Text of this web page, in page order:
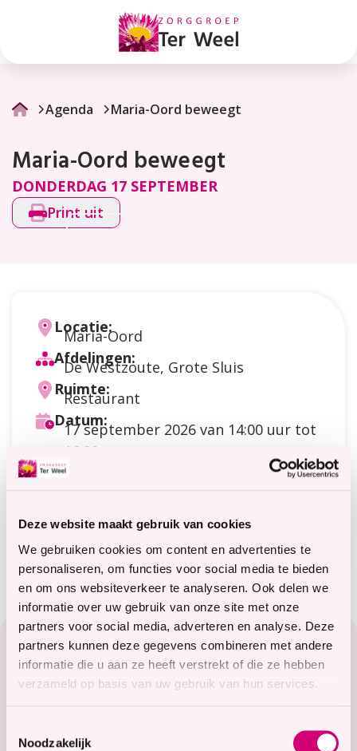
Deze website maakt gebruik van cookies
We gebruiken cookies om content en advertenties te
personaliseren, om functies voor social media te bieden
en om ons websiteverkeer te analyseren. Ook delen we
informatie over uw gebruik van onze site met onze
partners voor social media, adverteren en analyse. Deze
partners kunnen deze gegevens combineren met andere
informatie die u aan ze heeft verstrekt of die ze hebben
verzameld op basis van uw gebruik van hun services.
Noodzakelijk
Agenda Maria-Oord beweegt
Maria-Oord beweegt
DONDERDAG 17 SEPTEMBER
Print uit
Locatie:
Maria-Oord
Afdelingen:
De Westzoute, Grote Sluis
Ruimte:
Restaurant
Datum:
17 september 2026van 14:00 uur tot
16:00 uur
Doelgroep:
Meer informatie?
terweelactief@terweel.nl
Footer
Zorg in het Zeeuwse hart